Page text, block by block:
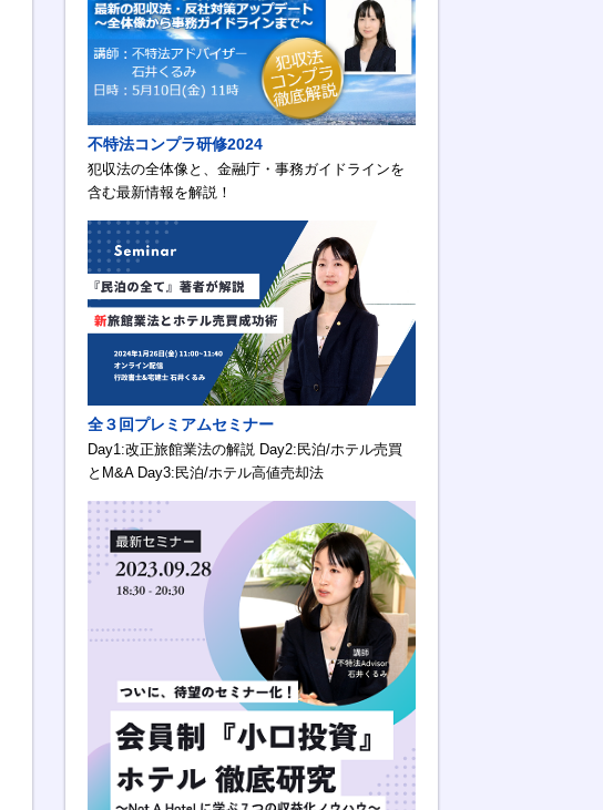
不特法コンプラ研修2024
犯収法の全体像と、金融庁・事務ガイドラインを
含む最新情報を解説！
全３回プレミアムセミナー
Day1:改正旅館業法の解説 Day2:民泊/ホテル売買
とM&A Day3:民泊/ホテル高値売却法